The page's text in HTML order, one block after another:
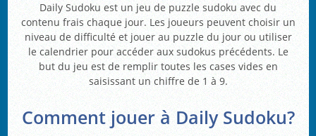
Daily Sudoku est un jeu de puzzle sudoku avec du
contenu frais chaque jour. Les joueurs peuvent choisir un
niveau de difficulté et jouer au puzzle du jour ou utiliser
le calendrier pour accéder aux sudokus précédents. Le
but du jeu est de remplir toutes les cases vides en
saisissant un chiffre de 1 à 9.
Comment jouer à Daily Sudoku?